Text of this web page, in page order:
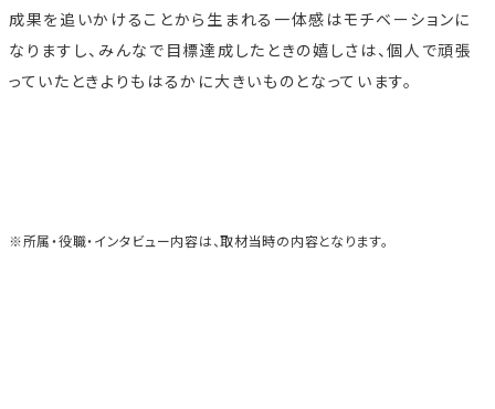
成果を追いかけることから生まれる一体感はモチベーションに
なりますし、みんなで目標達成したときの嬉しさは、個人で頑張
っていたときよりもはるかに大きいものとなっています。
※所属・役職・インタビュー内容は、取材当時の内容となります。